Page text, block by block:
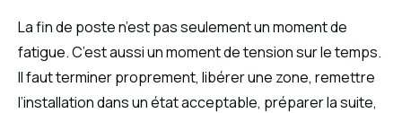
La fin de poste n’est pas seulement un moment de
fatigue. C’est aussi un moment de tension sur le temps.
Il faut terminer proprement, libérer une zone, remettre
l’installation dans un état acceptable, préparer la suite,